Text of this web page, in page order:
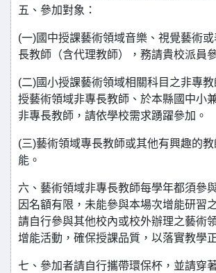
五、參加對象：
(一)國中授課藝術領域音樂、視覺藝術
長教師（含代理教師），務請貴校派員
(二)國小授課藝術領域相關科目之非專
授藝術領域非專長教師、於本縣國中小
非專長教師，請依學校需求踴躍參加。
(三)藝術領域專長教師或其他有興趣的
能。
六、藝術領域非專長教師每學年都須參
因名額有限，未能參與本場次增能研習
請自行參與其他校內或校外辦理之藝術
增能活動，確保授課品質，以落實教學
七、參加者請自行攜帶環保杯，並請穿